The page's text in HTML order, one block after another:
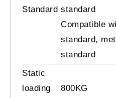
Standard standard
Compatible
standard,
standard
Static
loading
800KG